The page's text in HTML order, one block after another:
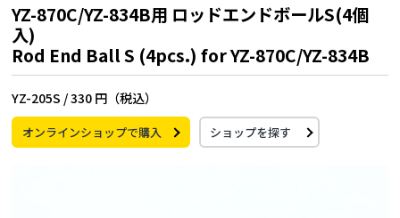
YZ-870C/YZ-834B用 ロッドエンドボールS(4個
入)
Rod End Ball S (4pcs.) for YZ-870C/YZ-834B
YZ-205S /330 円（税込）
オンラインショップで購入 ショップを探す